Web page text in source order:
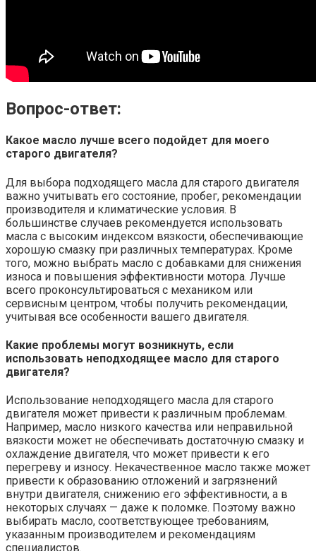
Вопрос-ответ:
Какое масло лучше всего подойдет для моего
старого двигателя?
Для выбора подходящего масла для старого двигателя
важно учитывать его состояние, пробег, рекомендации
производителя и климатические условия. В
большинстве случаев рекомендуется использовать
масла с высоким индексом вязкости, обеспечивающие
хорошую смазку при различных температурах. Кроме
того, можно выбрать масло с добавками для снижения
износа и повышения эффективности мотора. Лучше
всего проконсультироваться с механиком или
сервисным центром, чтобы получить рекомендации,
учитывая все особенности вашего двигателя.
Какие проблемы могут возникнуть, если
использовать неподходящее масло для старого
двигателя?
Использование неподходящего масла для старого
двигателя может привести к различным проблемам.
Например, масло низкого качества или неправильной
вязкости может не обеспечивать достаточную смазку и
охлаждение двигателя, что может привести к его
перегреву и износу. Некачественное масло также может
привести к образованию отложений и загрязнений
внутри двигателя, снижению его эффективности, а в
некоторых случаях — даже к поломке. Поэтому важно
выбирать масло, соответствующее требованиям,
указанным производителем и рекомендациям
специалистов.